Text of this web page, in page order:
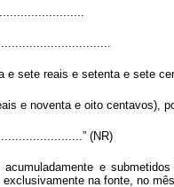
e sete reais e setenta e sete
e noventa e oito centavos),
(NR)
acumuladamente e
na fonte, no